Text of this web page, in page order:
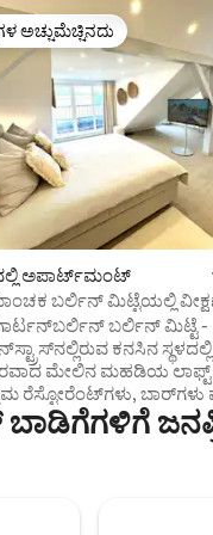
142 ವಿಮರ್ಶೆಗಳು
ಅಚ್ಚುಮೆಚ್ಚಿನದು
ಅಚ್ಚುಮೆಚ್ಚಿನದು
ಅಪಾರ್ಟ್‌ಮಂಟ್
ಬರ್ಲಿನ್ ಮಿಟ್ಟೆಯಲ್ಲಿ
ಬರ್ಲಿನ್ ಮಿಟ್ಟೆ -
ಕನಸಿನ ಸ್ಥಳದಲ್ಲಿ
ಮೇಲಿನ ಮಹಡಿಯ
ರೆಸ್ಟೋರೆಂಟ್‌ಗಳು, ಬಾರ್‌ಗಳು
ಟಾರ್ಸ್ಟ್ರಾಸ್‌ನಲ್ಲಿ ಕೇವಲ
ರೋಮಾಂಚಕ ಜೀವನ.
ರಥೌಸ್, ಲೌಂಜರ್‌ಗಳೊಂದಿಗೆ
ಬಾಡಿಗೆಗಳಿಗೆ